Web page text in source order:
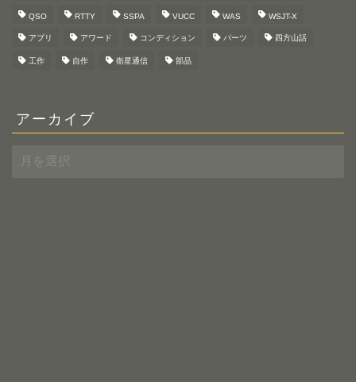
QSO RTTY SSPA VUCC WAS WSJT-X
アプリ アワード コンディション パーツ 四方山話
工作 自作 衛星通信 部品
アーカイブ
ー